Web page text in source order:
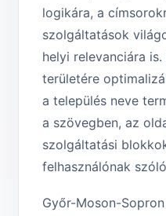
logikára, a
szolgáltatások
helyi relevanciára
területére
a település neve
a szövegben, az
szolgáltatási
felhasználónak
Győr-Moson-